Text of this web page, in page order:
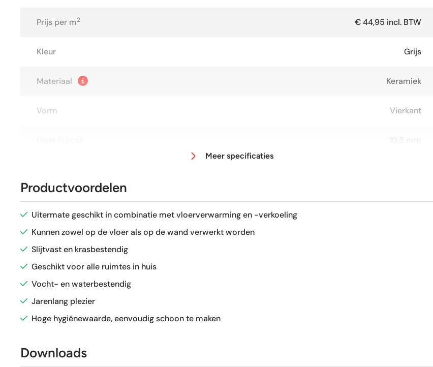
Prijs per m2 € 44,95 incl. BTW
Kleur Grijs
Materiaal Keramiek
Vorm Vierkant
Antislipwaarde R9
Glans / Mat
Vorstbestendig
Sortering
Craquelé
Meer specificaties
Productvoordelen
Uitermate geschikt in combinatie met vloerverwarming en -verkoeling
Kunnen zowel op de vloer als op de wand verwerkt worden
Slijtvast en krasbestendig
Geschikt voor alle ruimtes in huis
Vocht- en waterbestendig
Jarenlang plezier
Hoge hygiënewaarde, eenvoudig schoon te maken
Downloads